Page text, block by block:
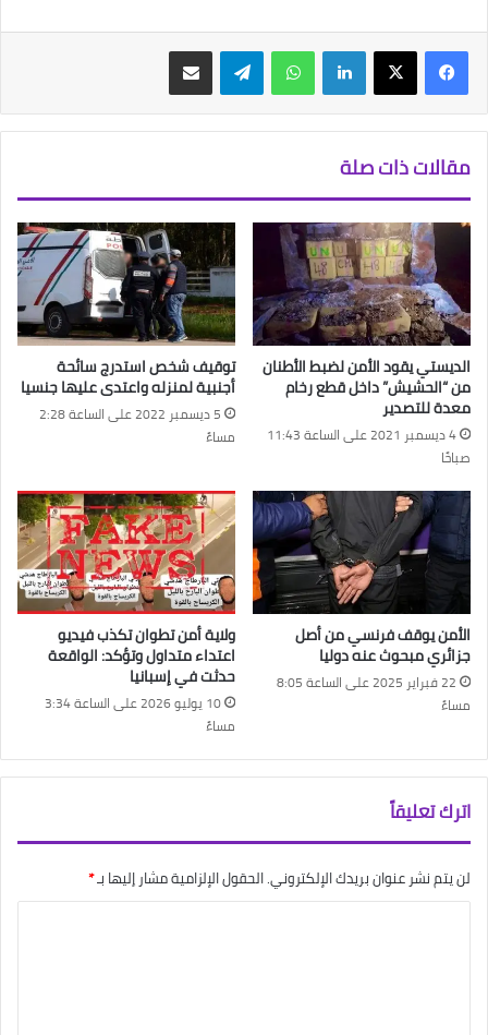
فيسبوك‫X لينكدإن واتساب تيلقرام مشاركة عبر البريد
مقالات ذات صلة
الديستي يقود الأمن لضبط الأطنان
من “الحشيش” داخل قطع رخام
معدة للتصدير
4 ديسمبر 2021 على الساعة 11:43
صباحًا
توقيف شخص استدرج سائحة
أجنبية لمنزله واعتدى عليها جنسيا
5 ديسمبر 2022 على الساعة 2:28
مساءً
الأمن يوقف فرنسي من أصل
جزائري مبحوث عنه دوليا
22 فبراير 2025 على الساعة 8:05
مساءً
ولاية أمن تطوان تكذب فيديو
اعتداء متداول وتؤكد: الواقعة
حدثت في إسبانيا
10 يوليو 2026 على الساعة 3:34
مساءً
اترك تعليقاً
لن يتم نشر عنوان بريدك الإلكتروني.الحقول الإلزامية مشار إليها بـ*